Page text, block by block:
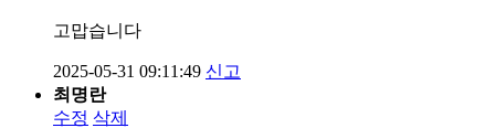
고맙습니다
2025-05-31 09:11:49 신고
최명란
수정 삭제